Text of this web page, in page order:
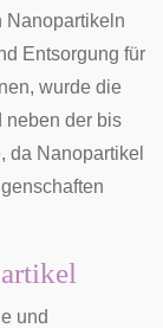
Nanopartikeln
Entsorgung für
wurde die
neben der bis
, da Nanopartikel
und